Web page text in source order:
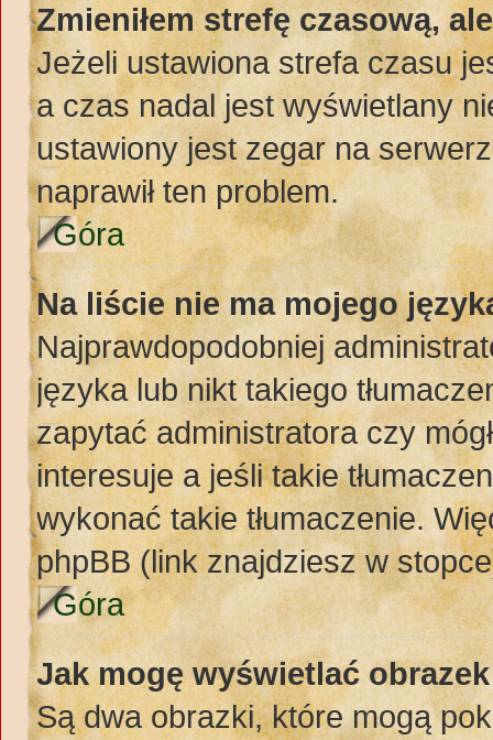
Zmieniłem strefę czasową,
Jeżeli ustawiona strefa czasu
a czas nadal jest wyświetlany
ustawiony jest zegar na
naprawił ten problem.
Góra
Na liście nie ma mojego
Najprawdopodobniej
języka lub nikt takiego
zapytać administratora czy
interesuje a jeśli takie
wykonać takie tłumaczenie.
phpBB (link znajdziesz w
Góra
Jak mogę wyświetlać
Są dwa obrazki, które mogą